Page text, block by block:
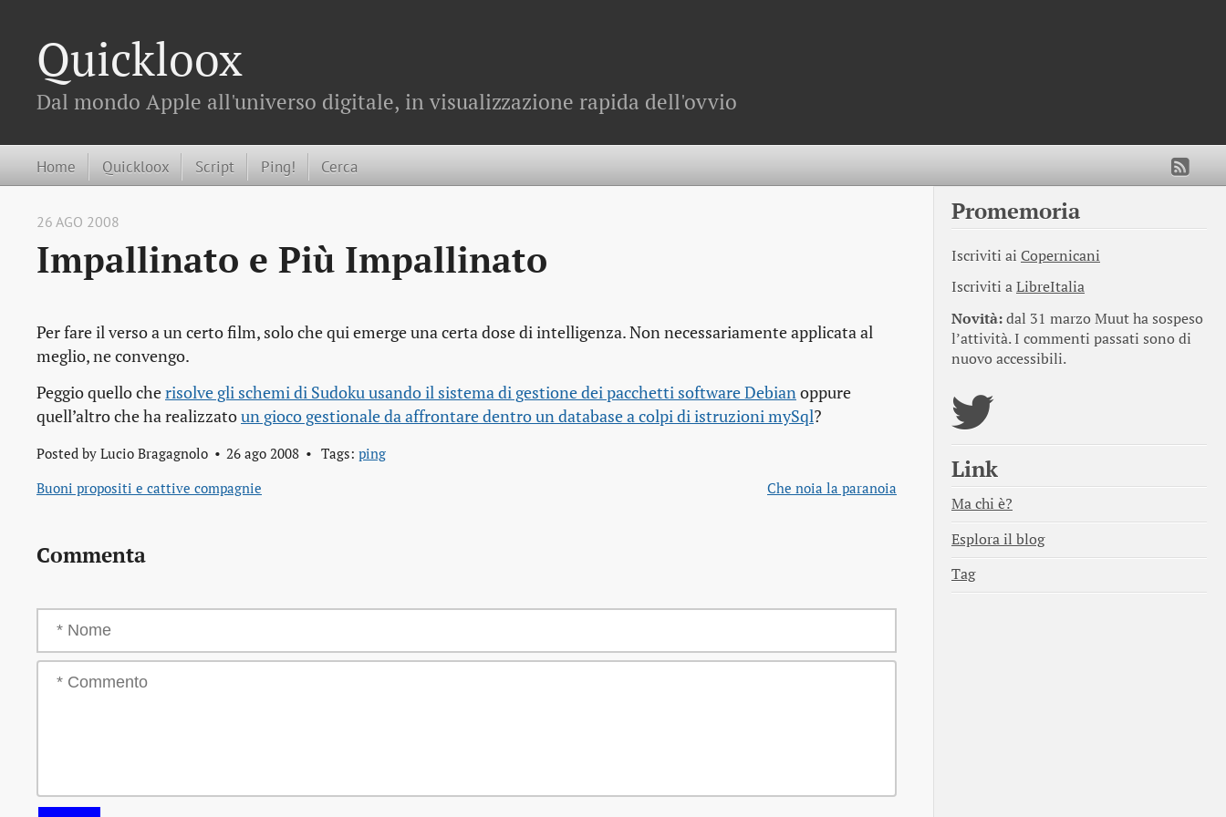
Quickloox
Dal mondo Apple all'universo digitale, in visualizzazione rapida dell'ovvio
Home Quickloox Script Ping! Cerca
26 AGO 2008
Impallinato e Più Impallinato
Per fare il verso a un certo film, solo che qui emerge una certa dose di intelligenza. Non necessariamente applicata al
meglio, ne convengo.
Peggio quello cherisolve gli schemi di Sudoku usando il sistema di gestione dei pacchetti software Debianoppure
quell’altro che ha realizzatoun gioco gestionale da affrontare dentro un database a colpi di istruzioni mySql?
Posted by Lucio Bragagnolo 26 ago 2008 Tags: ping
Buoni propositi e cattive compagnie
Che noia la paranoia
Commenta
Promemoria
Iscriviti ai Copernicani
Iscriviti aLibreItalia
Novità:dal 31 marzo Muut ha sospeso
l’attività. I commenti passati sono di
nuovo accessibili.
Link
Ma chi è?
Esplora il blog
Tag